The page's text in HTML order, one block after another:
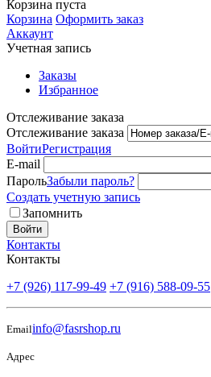
Корзина пуста
Корзина Оформить заказ
Аккаунт
Учетная запись
Заказы
Избранное
Отслеживание заказа
Отслеживание заказа
ВойтиРегистрация
E-mail
ПарольЗабыли пароль?
Создать учетную запись
Запомнить
Войти
Контакты
Контакты
+7 (926) 117-99-49 +7 (916) 588-09-55
Emailinfo@fasrshop.ru
Адрес